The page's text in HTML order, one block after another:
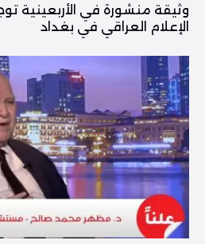
وثيقة منشورة في الأربعينية
الإعلام العراقي في بغداد